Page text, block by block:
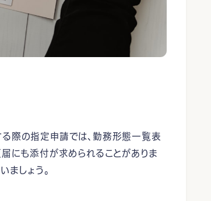
際の指定申請では、勤務形態一覧表
にも添付が求められることがありま
ましょう。